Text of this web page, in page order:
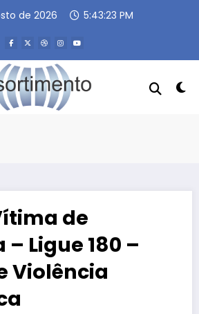
de 2026 5:43:24 PM
de
Ligue 180 –
Violência